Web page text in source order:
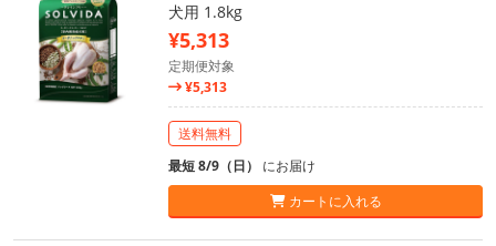
犬用 1.8kg
¥5,313
定期便対象
¥5,313
送料無料
最短 8/9（日） にお届け
カートに入れる